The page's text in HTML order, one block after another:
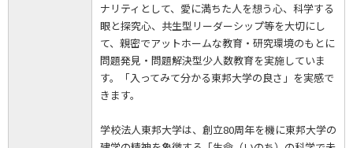
ナリティとして、愛に満ちた人を想う心、科学する
眼と探究心、共生型リーダーシップ等を大切にし
て、親密でアットホームな教育・研究環境のもとに
問題発見・問題解決型少人数教育を実施していま
す。「入ってみて分かる東邦大学の良さ」を実感で
きます。
学校法人東邦大学は、創立80周年を機に東邦大学の